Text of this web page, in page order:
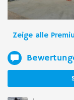
Zeige alle